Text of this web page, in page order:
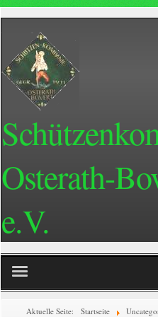
Osterath-
e.V.
Home
Aktuelle Seite: Startseite